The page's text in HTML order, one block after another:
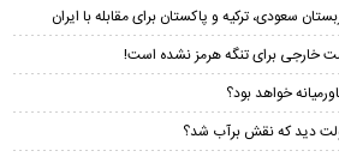
سعودی، ترکیه و پاکستان برای مقابله با ایران
خارجی برای تنگه هرمز نشده است!
خواهد بود؟
دید که نقش برآب شد؟